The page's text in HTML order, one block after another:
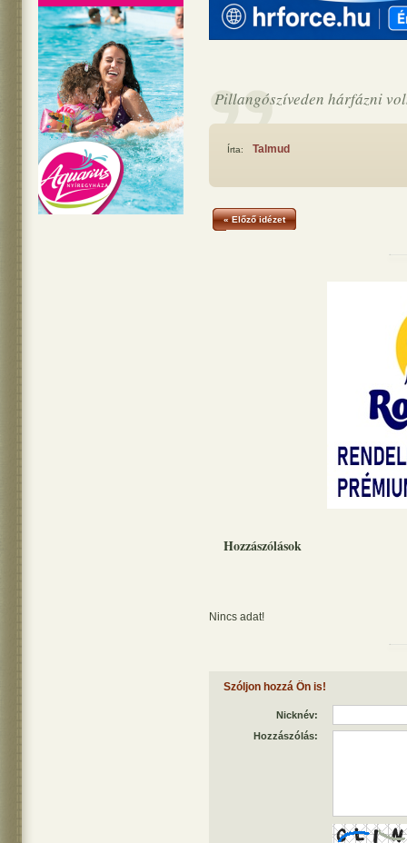
Pillangószíveden hárfázni
Írta: Talmud
« Előző idézet
Hozzászólások
Nincs adat!
Szóljon hozzá Ön is!
Nicknév:
Hozzászólás: